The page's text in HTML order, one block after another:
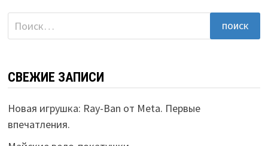
Найти:
СВЕЖИЕ ЗАПИСИ
Новая игрушка: Ray-Ban от Meta. Первые
впечатления.